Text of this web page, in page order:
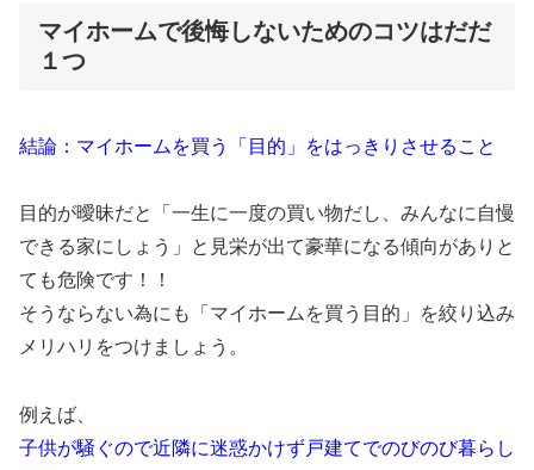
マイホームで後悔しないためのコツはだだ
１つ
結論：マイホームを買う「目的」をはっきりさせること
目的が曖昧だと「一生に一度の買い物だし、 みんなに自慢
できる家にしょう」
と見栄が出て豪華になる傾向がありと
ても危険です！！
そうならない為にも「マイホームを買う目的」
を絞り込み
メリハリをつけましょう。
例えば、
子供が騒ぐので近隣に迷惑かけず戸建てでのびのび暮らし